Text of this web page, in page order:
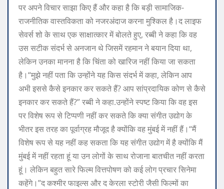
पर अपने विचार साझा किए हैं और कहा है कि बड़ी सामाजिक-
राजनीतिक वास्तविकता को नजरअंदाज करना मुश्किल है।द लाइफ
सेवर्स शो के साथ एक साक्षात्कार में बोलते हुए, रब्बी ने कहा कि वह
उस सटीक संदर्भ से अनजान थे जिसमें रहमान ने बयान दिया था,
लेकिन उनका मानना ​​​​है कि चिंता को खारिज नहीं किया जा सकता
है।“मुझे नहीं पता कि उन्होंने यह किस संदर्भ में कहा, लेकिन आप
अभी इससे कैसे इनकार कर सकते हैं? आप सांप्रदायिक कोण से कैसे
इनकार कर सकते हैं?” रब्बी ने कहा.उन्होंने स्पष्ट किया कि वह इस
पर विशेष रूप से टिप्पणी नहीं कर सकते कि क्या संगीत उद्योग के
भीतर इस तरह का पूर्वाग्रह मौजूद है क्योंकि वह मुंबई में नहीं हैं।“मैं
विशेष रूप से यह नहीं कह सकता कि यह संगीत उद्योग में है क्योंकि मैं
मुंबई में नहीं रहता हूं या उन लोगों के साथ रोजाना बातचीत नहीं करता
हूं। लेकिन बहुत सारे फिल्म वित्तपोषण को कई लोग प्रचार सिनेमा
कहेंगे।”द कश्मीर फाइल्स और द केरला स्टोरी जैसी फिल्मों का